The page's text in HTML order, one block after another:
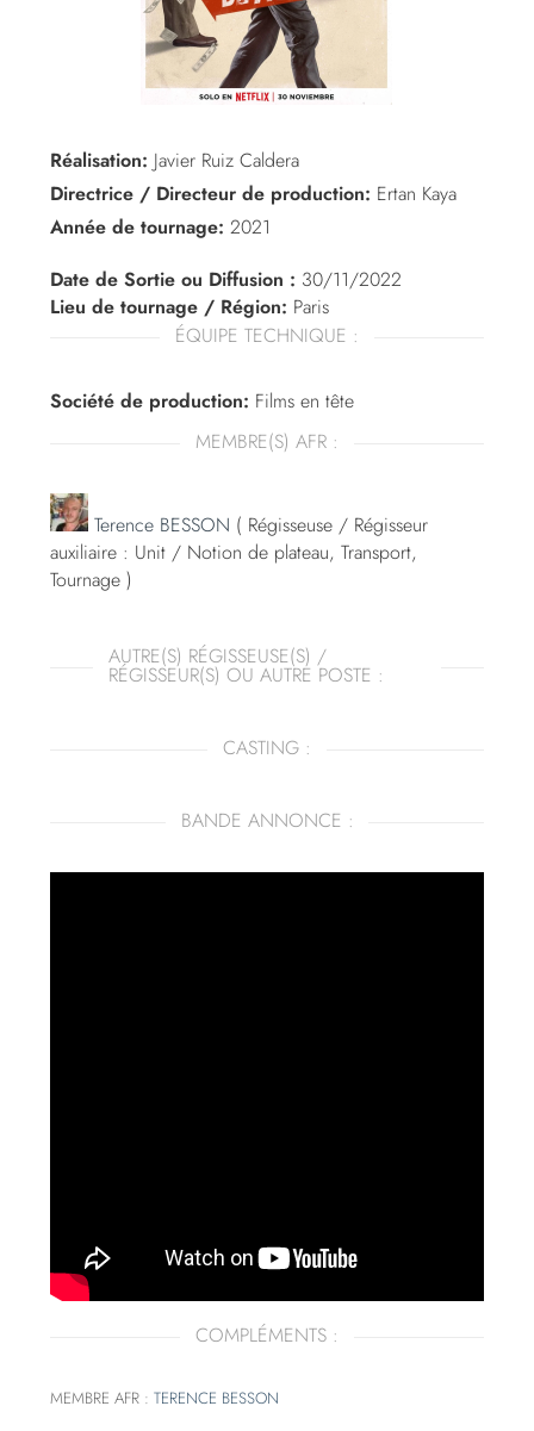
Réalisation: Javier Ruiz Caldera
Directrice / Directeur de production: Ertan Kaya
Année de tournage: 2021
Date de Sortie ou Diffusion : 30/11/2022
Lieu de tournage / Région: Paris
ÉQUIPE TECHNIQUE :
Société de production: Films en tête
MEMBRE(S) AFR :
Terence BESSON ( Régisseuse / Régisseur
auxiliaire : Unit / Notion de plateau, Transport,
Tournage )
AUTRE(S) RÉGISSEUSE(S) /
RÉGISSEUR(S) OU AUTRE POSTE :
CASTING :
BANDE ANNONCE :
COMPLÉMENTS :
MEMBRE AFR :TERENCE BESSON